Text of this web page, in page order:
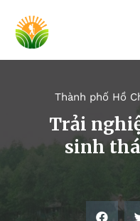
Thành phố Hồ
Trải
sinh